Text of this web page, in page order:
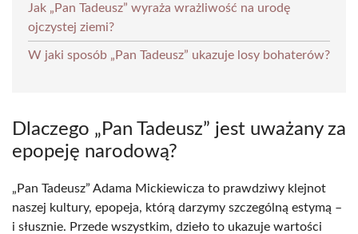
Jak „Pan Tadeusz” wyraża wrażliwość na urodę
ojczystej ziemi?
W jaki sposób „Pan Tadeusz” ukazuje losy bohaterów?
Dlaczego „Pan Tadeusz” jest uważany za
epopeję narodową?
„Pan Tadeusz” Adama Mickiewicza to prawdziwy klejnot
naszej kultury, epopeja, którą darzymy szczególną estymą –
i słusznie. Przede wszystkim, dzieło to ukazuje wartości